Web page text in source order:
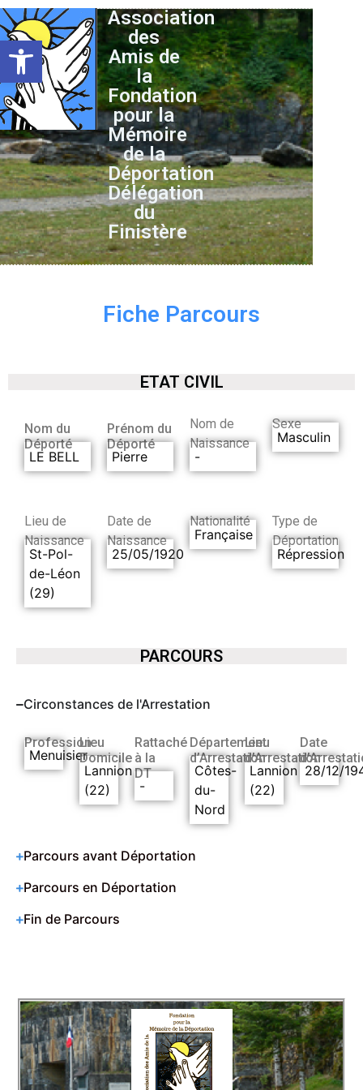
Ouvrir la barre d’outils
Association
des
Amis de
la
Fondation
pour la
Mémoire
de la
Déportation
Délégation
du
Finistère
Fiche Parcours
ETAT CIVIL
Nom du
Déporté
LE BELL
Prénom du
Déporté
Pierre
Nom de
Naissance
-
Sexe
Masculin
Lieu de
Naissance
St-Pol-
de-Léon
(29)
Date de
Naissance
25/05/1920
Nationalité
Française
Type de
Déportation
Répression
PARCOURS
Circonstances de l'Arrestation
Profession
Menuisier
Lieu
Domicile
Lannion
(22)
Rattaché
à la
DT
-
Département
d’Arrestation
Côtes-
du-
Nord
Lieu
d’Arrestation
Lannion
(22)
Date
28/12/
Parcours avant Déportation
Parcours en Déportation
Fin de Parcours